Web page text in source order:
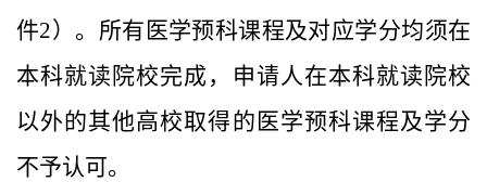
件2）。所有医学预科课程及对应学分均须在
本科就读院校完成，申请人在本科就读院校
以外的其他高校取得的医学预科课程及学分
不予认可。